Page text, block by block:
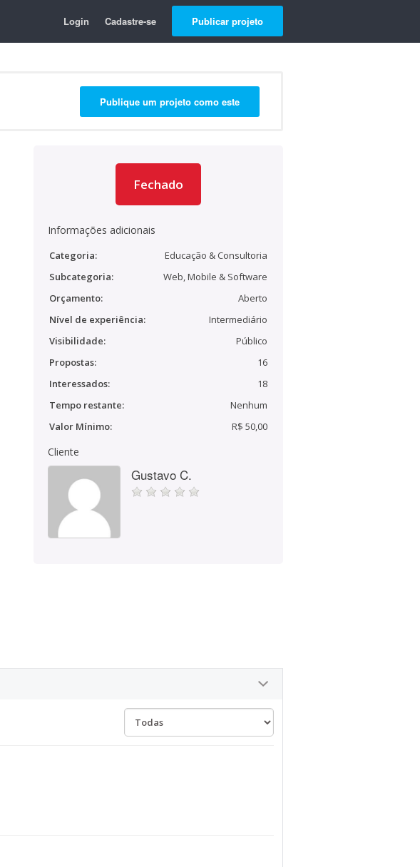
Login Cadastre-se Publicar projeto
Publique um projeto como este
Fechado
Informações adicionais
Categoria:
Educação & Consultoria
Subcategoria:
Web, Mobile & Software
Orçamento:
Aberto
Nível de experiência:
Intermediário
Visibilidade:
Público
Propostas:
16
Interessados:
18
Tempo restante:
Nenhum
Valor Mínimo:
R$ 50,00
Cliente
Gustavo C.